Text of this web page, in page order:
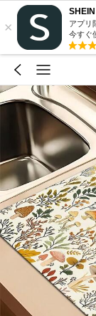
×
アプリ
今すぐ